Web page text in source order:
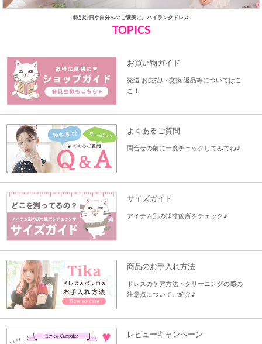
特別な日や自分へのご褒美に。ハイランクドレス
TOPICS
お買い物ガイド
発送 お支払い 交換 返品等についてはこ
こ！
よくあるご質問
問合せの前に一度チェックしてみてね♪
サイズガイド
アイテム別の採寸箇所をチェック♪
商品のお手入れ方法
ドレスのケア方法・クリーニングの際の
注意点についてご紹介♪
レビューキャンペーン